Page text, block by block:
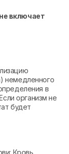
включает
немедленного
в
организм не
будет
Кровь